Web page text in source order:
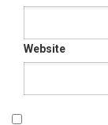
Website